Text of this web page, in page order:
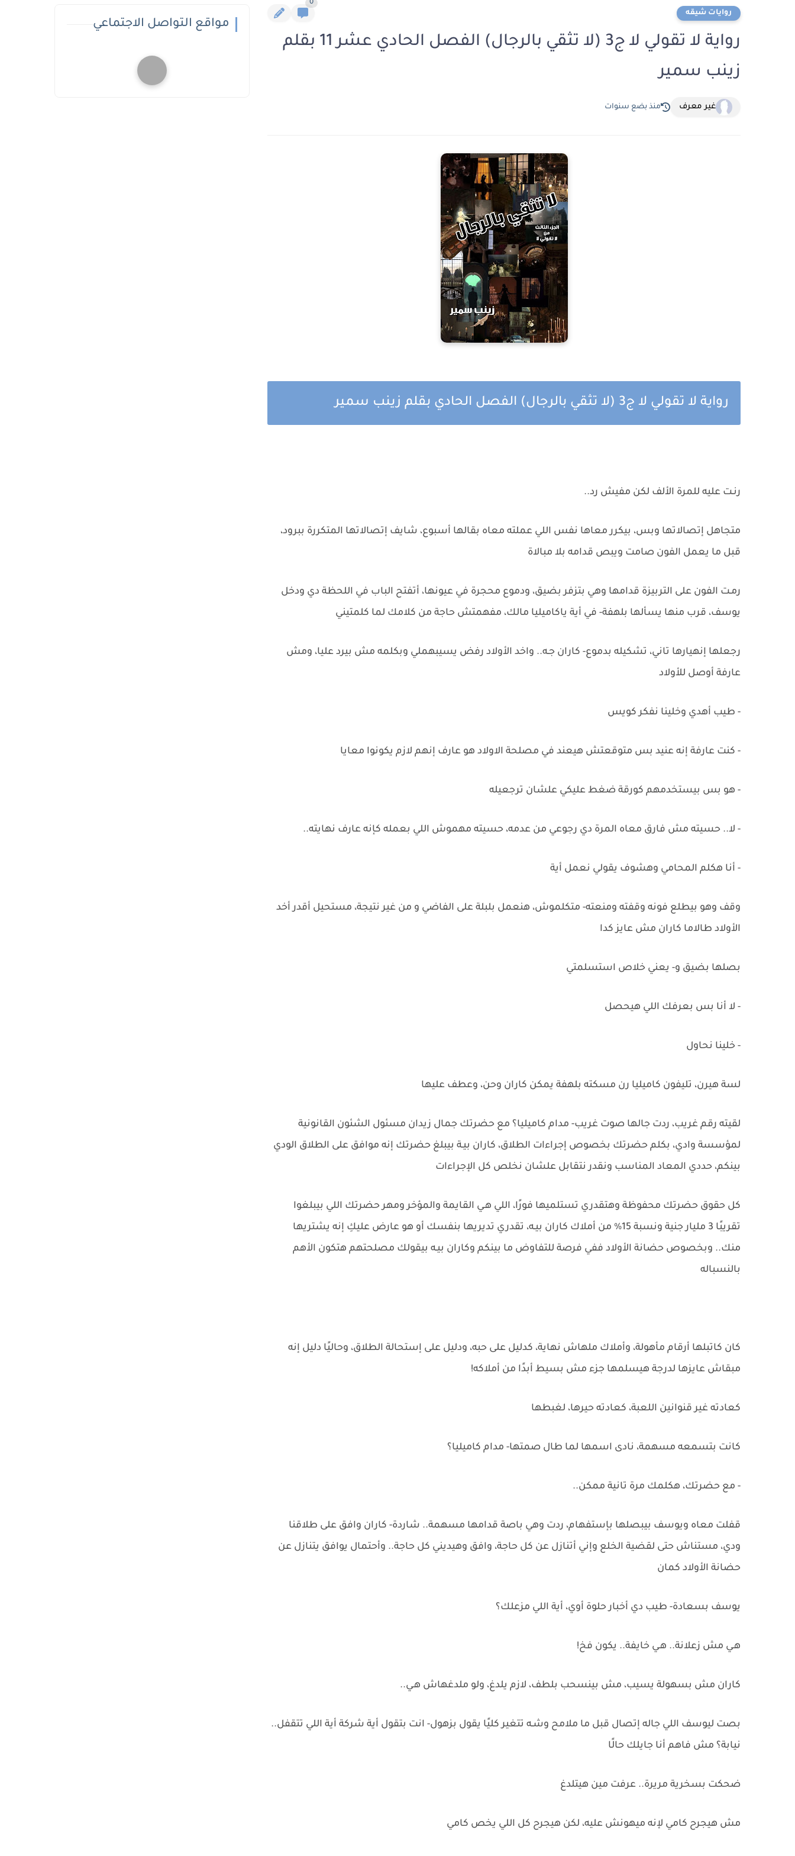
روايات شيقه
0
رواية لا تقولي لا ج3 (لا تثقي بالرجال) الفصل الحادي عشر 11 بقلم
زينب سمير
غير معرف منذ بضع سنوات
رواية لا تقولي لا ج3 (لا تثقي بالرجال) الفصل الحادي بقلم زينب سمير
رنـت عليه للمرة الألف لكن مفيش رد..
متجاهل إتصالاتها وبس، بيكرر معاها نفس اللي عملته معاه بقالها أسبوع، شايف إتصالاتها المتكررة ببرود،
قبل ما يعمل الفون صامت ويبص قدامه بلا مبالاة
رمـت الفون على التربيزة قدامها وهي بتزفر بضيق، ودموع محجرة في عيونها، أتفتح الباب في اللحظة دي ودخل
يوسف، قرب منها يسألها بلهفة- في أية ياكاميليا مالك، مفهمتش حاجة من كلامك لما كلمتيني
رجعلها إنهيارها تاني، تشكيله بدموع- كاران جـه.. واخد الأولاد رفض يسيبهملي وبكلمه مش بيرد عليا، ومش
عارفة أوصل للأولاد
- طيب أهدي وخلينا نفكر كويس
- كنت عارفة إنه عنيد بس متوقعتش هيعند في مصلحة الاولاد هو عارف إنهم لازم يكونوا معايا
- هو بس بيستخدمهم كورقة ضغط عليكي علشان ترجعيله
- لا.. حسيته مش فارق معاه المرة دي رجوعي من عدمه، حسيته مهموش اللي بعمله كإنه عارف نهايته..
- أنا هكلم المحامي وهشوف يقولي نعمل أية
وقف وهو بيطلع فونه وقفته ومنعته- متكلموش، هنعمل بلبلة على الفاضي و من غير نتيجة، مستحيل أقدر أخد
الأولاد طالاما كاران مش عايز كدا
بصلها بضيق و- يعني خلاص استسلمتي
- لا أنا بس بعرفك اللي هيحصل
- خلينا نحاول
لسة هيرن، تليفون كاميليا رن مسكته بلهفة يمكن كاران وحن، وعطف عليها
لقيته رقم غريب، ردت جالها صوت غريب- مدام كاميليا؟ مع حضرتك جمال زيدان مسئول الشئون القانونية
لمؤسسة وادي، بكلم حضرتك بخصوص إجراءات الطلاق، كاران بيـة بيبلغ حضرتك إنه موافق على الطلاق الودي
بينكم، حددي المعاد المناسب ونقدر نتقابل علشان نخلص كل الإجراءات
كل حقوق حضرتك محفوظة وهتقدري تستلميها فورًا، اللي هـي القايمة والمؤخر ومهر حضرتك اللي بيبلغوا
تقريبًا 3 مليار جنية ونسبة 15% من أملاك كاران بيـه، تقدري تديريها بنفسك أو هو عارض عليكِ إنه يشتريها
منك.. وبخصوص حضانة الأولاد ففي فرصة للتفاوض ما بينكم وكاران بيـه بيقولك مصلحتهم هتكون الأهم
بالنسباله
كان كاتبلها أرقام مأهولة، وأملاك ملهاش نهاية، كدليل على حبه، ودليل على إستحالة الطلاق، وحاليًا دليل إنه
مبقاش عايزها لدرجة هيسلمها جزء مش بسيط أبدًا من أملاكه!
كعادته غير قنوانين اللعبة، كعادته حيرها، لغبطها
كانت بتسمعه مسهمة، نادى اسمها لما طال صمتها- مدام كاميليا؟
- مع حضرتك، هكلمك مرة تانية ممكن..
قفلت معاه ويوسف بيبصلها بإستفهام، ردت وهي باصة قدامها مسهمة.. شاردة- كاران وافق على طلاقنا
ودي، مستناش حتى لقضية الخلع وإني أتنازل عن كل حاجة، وافق وهيديني كل حاجة.. وأحتمال يوافق يتنازل عن
حضانة الأولاد كمان
يوسف بسعادة- طيب دي أخبار حلوة أوي، أية اللي مزعلك؟
هـي مش زعلانة.. هـي خايفة.. يكون فخ!
كاران مش بسهولة يسيب، مش بينسحب بلطف، لازم يلدغ، ولو ملدغهاش هـي..
بصت ليوسف اللي جاله إتصال قبل ما ملامح وشـه تتغير كليًا يقول بزهول- انت بتقول أية شركة أية اللي تتقفل..
نيابة؟ مش فاهم أنا جايلك حالًا
ضحكت بسخرية مريرة.. عرفت مين هيتلدغ
مش هيجرح كامي لإنه ميهونش عليه، لكن هيجرح كل اللي يخص كامي
مواقع التواصل الاجتماعي